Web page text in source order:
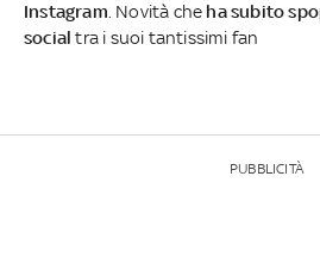
Instagram . Novità che ha subito
socialtra i suoi tantissimi fan
PUBBLICITÀ